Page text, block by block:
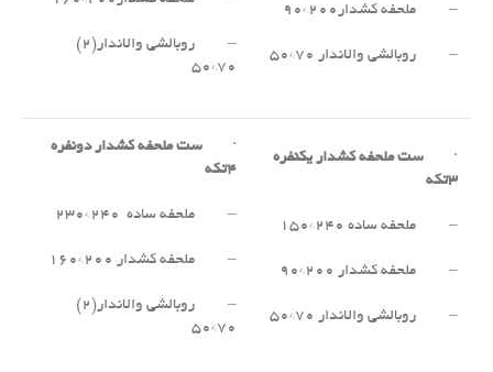
– ملحفه کشدار۲۰۰*۹۰
– روبالشی والاندار ۷۰*۵۰
– روبالشی والاندار(۲)
۷۰*۵۰
· ست ملحفه کشدار یکنفره
۳تکه
– ملحفه ساده ۲۴۰*۱۵۰
– ملحفه کشدار ۲۰۰*۹۰
– روبالشی والاندار ۷۰*۵۰
· ست ملحفه کشدار دونفره
۴تکه
– ملحفه ساده ۲۴۰*۲۳۰
– ملحفه کشدار ۲۰۰*۱۶۰
– روبالشی والاندار(۲)
۷۰*۵۰